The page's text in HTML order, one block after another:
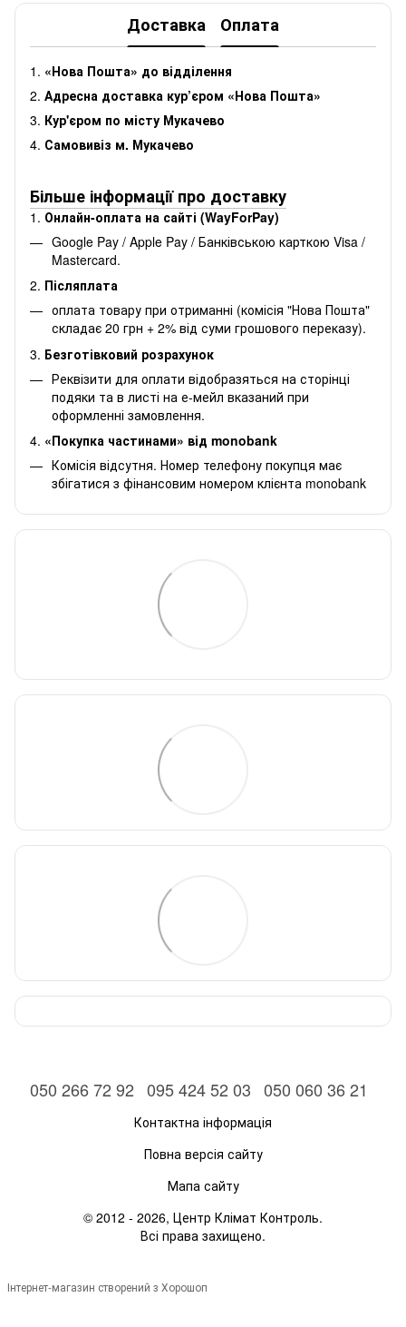
Доставка Оплата
1. «Нова Пошта» до відділення
2. Адресна доставка кур’єром «Нова Пошта»
3. Кур'єром по місту Мукачево
4. Самовивіз м. Мукачево
Більше інформації про доставку
1. Онлайн-оплата на сайті (WayForPay)
Google Pay / Apple Pay / Банківською карткою Visa /
Mastercard.
2. Післяплата
оплата товару при отриманні (комісія "Нова Пошта"
складає 20 грн + 2% від суми грошового переказу).
3. Безготівковий розрахунок
Реквізити для оплати відобразяться на сторінці
подяки та в листі на е-мейл вказаний при
оформленні замовлення.
4. «Покупка частинами» від monobank
Комісія відсутня. Номер телефону покупця має
збігатися з фінансовим номером клієнта monobank
050 266 72 92 095 424 52 03 050 060 36 21
Контактна інформація
Повна версія сайту
Мапа сайту
© 2012 - 2026, Центр Клімат Контроль.
Всі права захищено.
Інтернет-магазин створений з Хорошоп